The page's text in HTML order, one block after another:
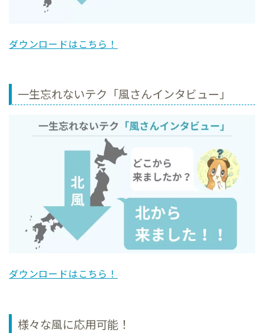
ダウンロードはこちら！
一生忘れないテク「風さんインタビュー」
ダウンロードはこちら！
様々な風に応用可能！